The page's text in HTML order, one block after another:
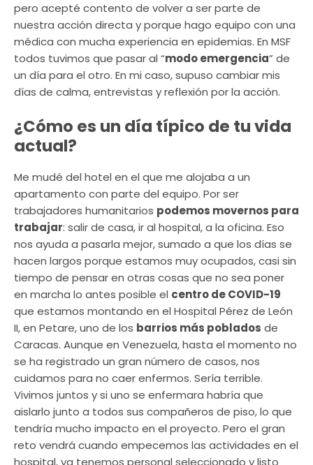
pero acepté contento de volver a ser parte de
nuestra acción directa y porque hago equipo con una
médica con mucha experiencia en epidemias. En MSF
todos tuvimos que pasar al “modo emergencia” de
un día para el otro. En mi caso, supuso cambiar mis
días de calma, entrevistas y reflexión por la acción.
¿Cómo es un día típico de tu vida
actual?
Me mudé del hotel en el que me alojaba a un
apartamento con parte del equipo. Por ser
trabajadores humanitarios podemos movernos para
trabajar: salir de casa, ir al hospital, a la oficina. Eso
nos ayuda a pasarla mejor, sumado a que los días se
hacen largos porque estamos muy ocupados, casi sin
tiempo de pensar en otras cosas que no sea poner
en marcha lo antes posible el centro de COVID-19
que estamos montando en el Hospital Pérez de León
II, en Petare, uno de los barrios más poblados de
Caracas. Aunque en Venezuela, hasta el momento no
se ha registrado un gran número de casos, nos
cuidamos para no caer enfermos. Sería terrible.
Vivimos juntos y si uno se enfermara habría que
aislarlo junto a todos sus compañeros de piso, lo que
tendría mucho impacto en el proyecto. Pero el gran
reto vendrá cuando empecemos las actividades en el
hospital, ya tenemos personal seleccionado y listo